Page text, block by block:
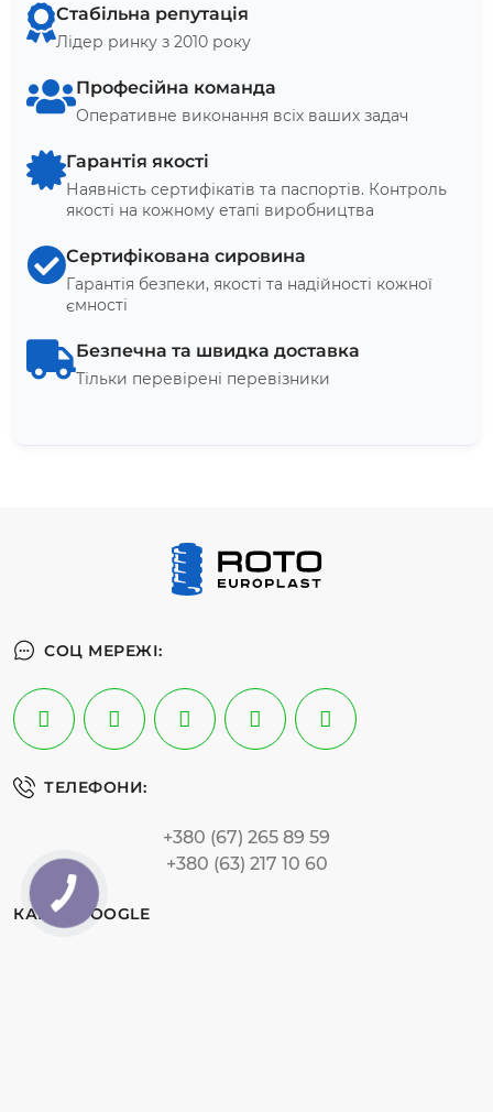
Стабільна репутація
Лідер ринку з 2010 року
Професійна команда
Оперативне виконання всіх ваших задач
Гарантія якості
Наявність сертифікатів та паспортів. Контроль
якості на кожному етапі виробництва
Сертифікована сировина
Гарантія безпеки, якості та надійності кожної
ємності
Безпечна та швидка доставка
Тільки перевірені перевізники
СОЦ МЕРЕЖІ:
ТЕЛЕФОНИ:
+380 (67) 265 89 59
+380 (63) 217 10 60
КАРТА GOOGLE